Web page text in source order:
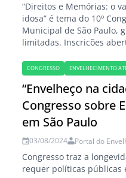
“Direitos e Memórias: o
idosa” é tema do 10º
Municipal de São Paulo,
limitadas. Inscrições
CONGRESSO ENVELHECIMENTO
“Envelheço na
Congresso sobre
em São Paulo
03/08/2024 Portal do
Congresso traz a
requer políticas públicas